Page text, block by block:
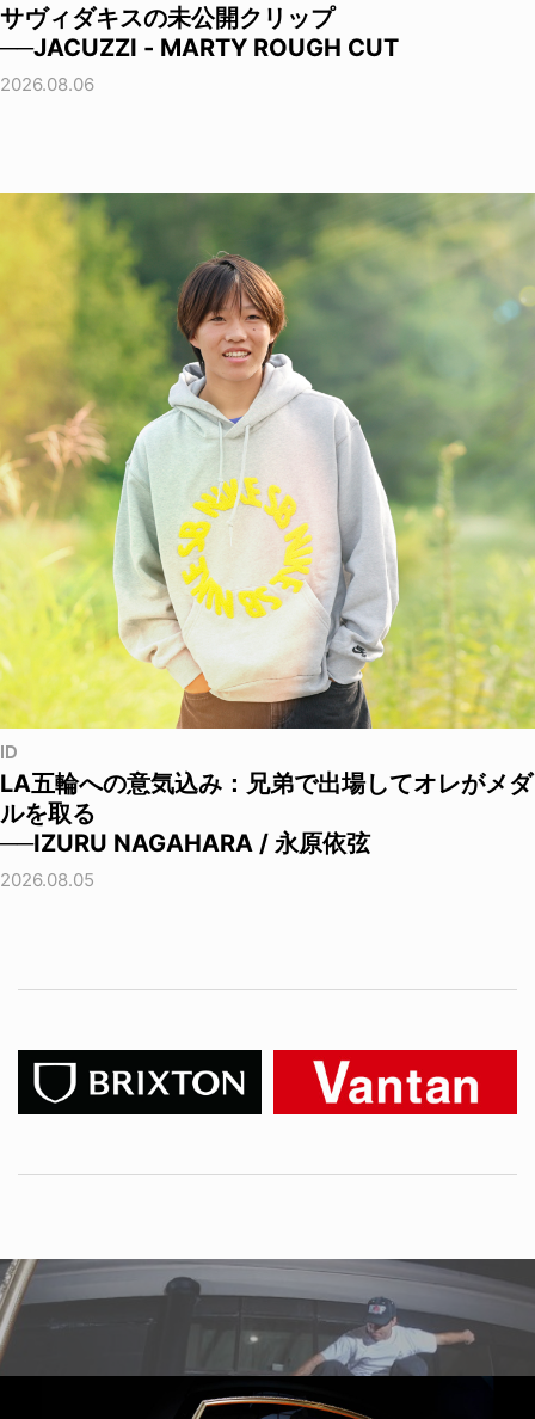
サヴィダキスの未公開クリップ
──JACUZZI - MARTY ROUGH CUT
2026.08.06
ID
LA五輪への意気込み：兄弟で出場してオレがメダ
ルを取る
──IZURU NAGAHARA / 永原依弦
2026.08.05